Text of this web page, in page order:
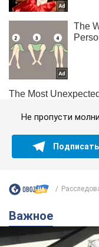
Не пропусти
Важное